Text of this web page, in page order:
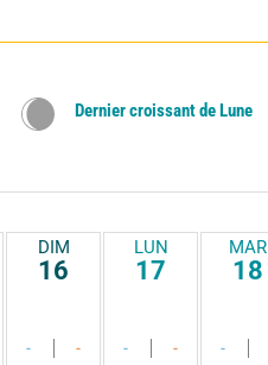
Dernier croissant de Lune
DIM
16
- -
LUN
17
- -
MAR
18
-